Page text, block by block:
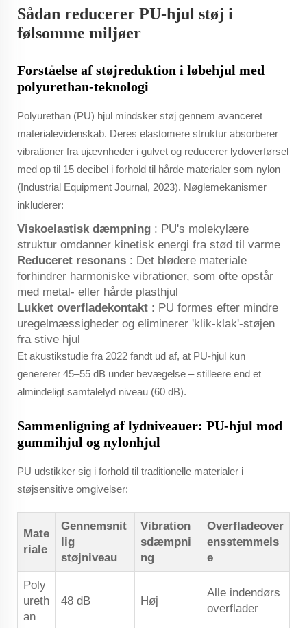
Sådan reducerer PU-hjul støj i
følsomme miljøer
Forståelse af støjreduktion i løbehjul med
polyurethan-teknologi
Polyurethan (PU) hjul mindsker støj gennem avanceret
materialevidenskab. Deres elastomere struktur absorberer
vibrationer fra ujævnheder i gulvet og reducerer lydoverførsel
med op til 15 decibel i forhold til hårde materialer som nylon
(Industrial Equipment Journal, 2023). Nøglemekanismer
inkluderer:
Viskoelastisk dæmpning : PU's molekylære
struktur omdanner kinetisk energi fra stød til varme
Reduceret resonans : Det blødere materiale
forhindrer harmoniske vibrationer, som ofte opstår
med metal- eller hårde plasthjul
Lukket overfladekontakt : PU formes efter mindre
uregelmæssigheder og eliminerer 'klik-klak'-støjen
fra stive hjul
Et akustikstudie fra 2022 fandt ud af, at PU-hjul kun
genererer 45–55 dB under bevægelse – stilleere end et
almindeligt samtalelyd niveau (60 dB).
Sammenligning af lydniveauer: PU-hjul mod
gummihjul og nylonhjul
PU udstikker sig i forhold til traditionelle materialer i
støjsensitive omgivelser:
Mate
riale
Gennemsnit
lig
støjniveau
Vibration
sdæmpni
ng
Overfladeover
ensstemmels
e
Poly
ureth
an
48 dB Høj
Alle indendørs
overflader